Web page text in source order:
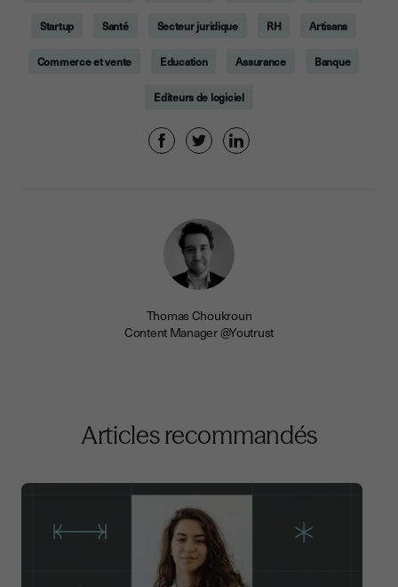
Startup Santé Secteur juridique RH Artisans
Commerce et vente Education Assurance Banque
Editeurs de logiciel
Thomas Choukroun
Content Manager @Youtrust
Articles recommandés